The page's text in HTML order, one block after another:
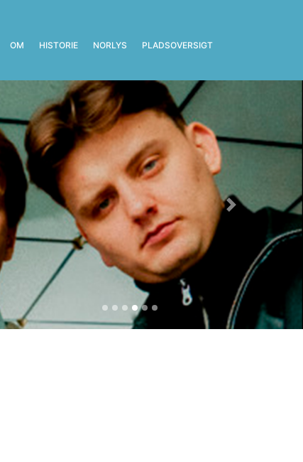
OM HISTORIE (CURRENT)
NORLYS PLADSOVERSIGT
Next